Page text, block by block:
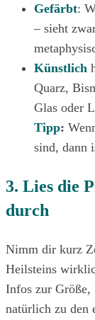
Gefärbt:
– sieht
Künstlich
Quarz,
Glas oder
Tipp:
sind, dann
3. Lies die
durch
Nimm dir kurz
Heilsteins
Infos zur Größe,
natürlich zu den